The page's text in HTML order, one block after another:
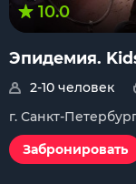
10.0
Эпидемия.
2-10 человек
г. Санкт-
Забронировать